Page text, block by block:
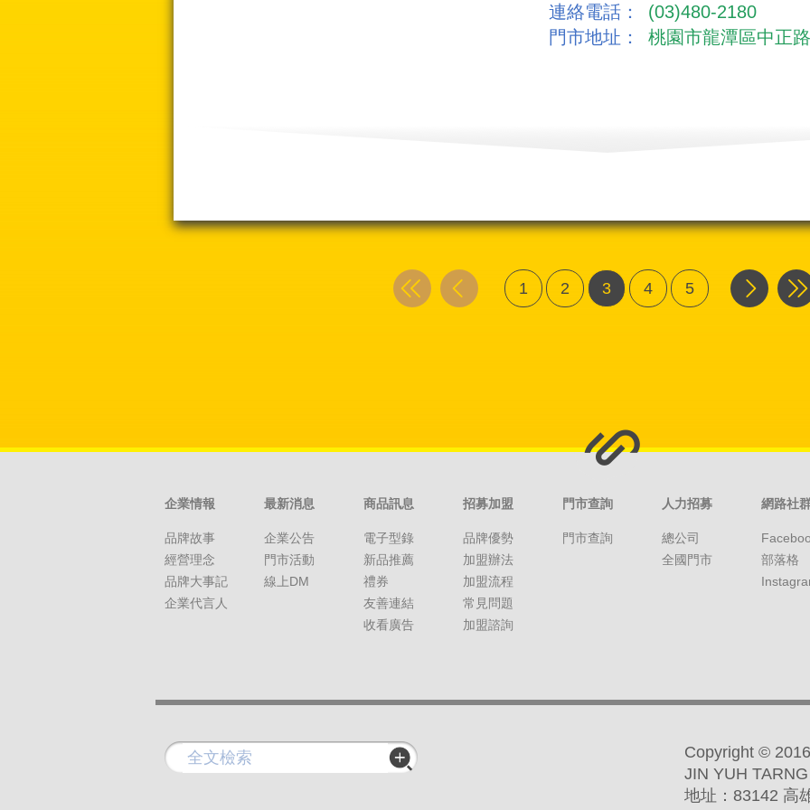
連絡電話：
(03)480-2180
門市地址：
桃園市龍潭區中正
1 2 3 4 5
企業情報
品牌故事
經營理念
品牌大事記
企業代言人
最新消息
企業公告
門市活動
線上DM
商品訊息
電子型錄
新品推薦
禮券
友善連結
收看廣告
招募加盟
品牌優勢
加盟辦法
加盟流程
常見問題
加盟諮詢
門市查詢
門市查詢
人力招募
總公司
全國門市
網路社
部落格
Copyright ©
JIN YUH
地址：83142 高